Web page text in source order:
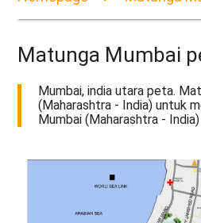
Matunga Mumbai
Mumbai, india utara peta.
(Maharashtra - India) untuk
Mumbai (Maharashtra -